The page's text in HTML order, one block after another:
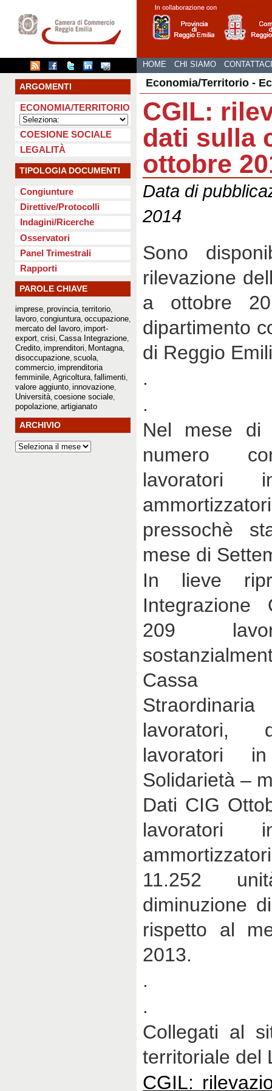
HOME CHI SIAMO CONTATTACI
ARGOMENTI
ECONOMIA/TERRITORIO
COESIONE SOCIALE
LEGALITÀ
TIPOLOGIA DOCUMENTI
Congiunture
Direttive/Protocolli
Indagini/Ricerche
Osservatori
Panel Trimestrali
Rapporti
PAROLE CHIAVE
imprese provincia territorio
lavoro congiuntura occupazione
mercato del lavoro import-
export crisi Cassa Integrazione
Credito imprenditori Montagna
disoccupazione scuola
commercio imprenditoria
femminile Agricoltura fallimenti
valore aggiunto innovazione
Università coesione sociale
popolazione artigianato
ARCHIVIO
Economia/Territorio -
CGIL:
dati sulla
ottobre
Data di
2014
Sono
rilevazione
a ottobre
dipartimento
di Reggio
.
.
Nel mese di
numero
lavoratori
pressochè
mese di
In lieve
209
Cassa
lavoratori,
lavoratori
Solidarietà –
Dati CIG
lavoratori
11.252
diminuzione
rispetto al
2013.
.
.
Collegati al
territoriale del
CGIL: